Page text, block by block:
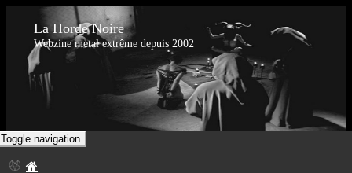
La Horde Noire
Webzine metal extrême depuis 2002
Toggle navigation